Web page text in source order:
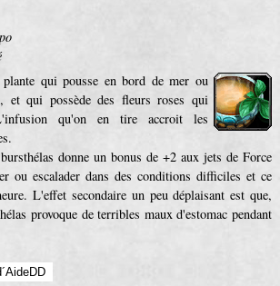
qui pousse en bord de mer ou
et qui possède des fleurs roses qui
qu'on en tire accroit les
donne un bonus de +2 aux jets de Force
ou escalader dans des conditions difficiles et ce
L'effet secondaire un peu déplaisant est que,
provoque de terribles maux d'estomac pendant